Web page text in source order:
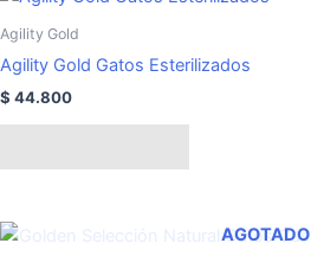
elegir
en
la
página
de
Agility Gold
Agility Gold Gatos Esterilizados
$ 44.800
AGOTADO